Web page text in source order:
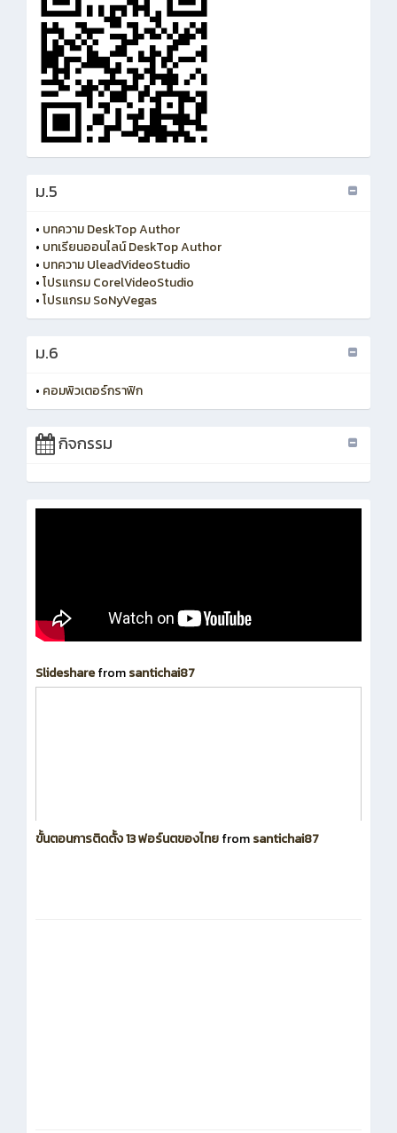
ม.5
• บทความ DeskTop Author
• บทเรียนออนไลน์ DeskTop Author
• บทความ UleadVideoStudio
•โปรแกรม CorelVideoStudio
•โปรแกรม SoNyVegas
ม.6
• คอมพิวเตอร์กราฟิก
กิจกรรม
Slidesharefromsantichai87
ขั้นตอนการติดตั้ง 13 ฟอร์นตของไทยfromsantichai87